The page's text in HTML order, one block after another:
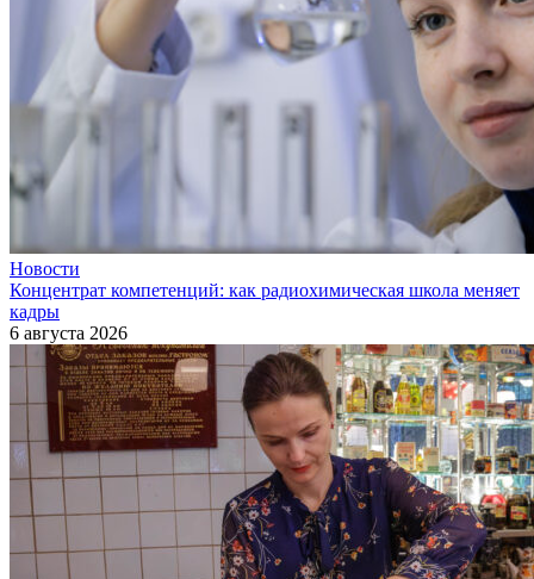
Новости
Концентрат компетенций: как радиохимическая школа меняет
кадры
6 августа 2026